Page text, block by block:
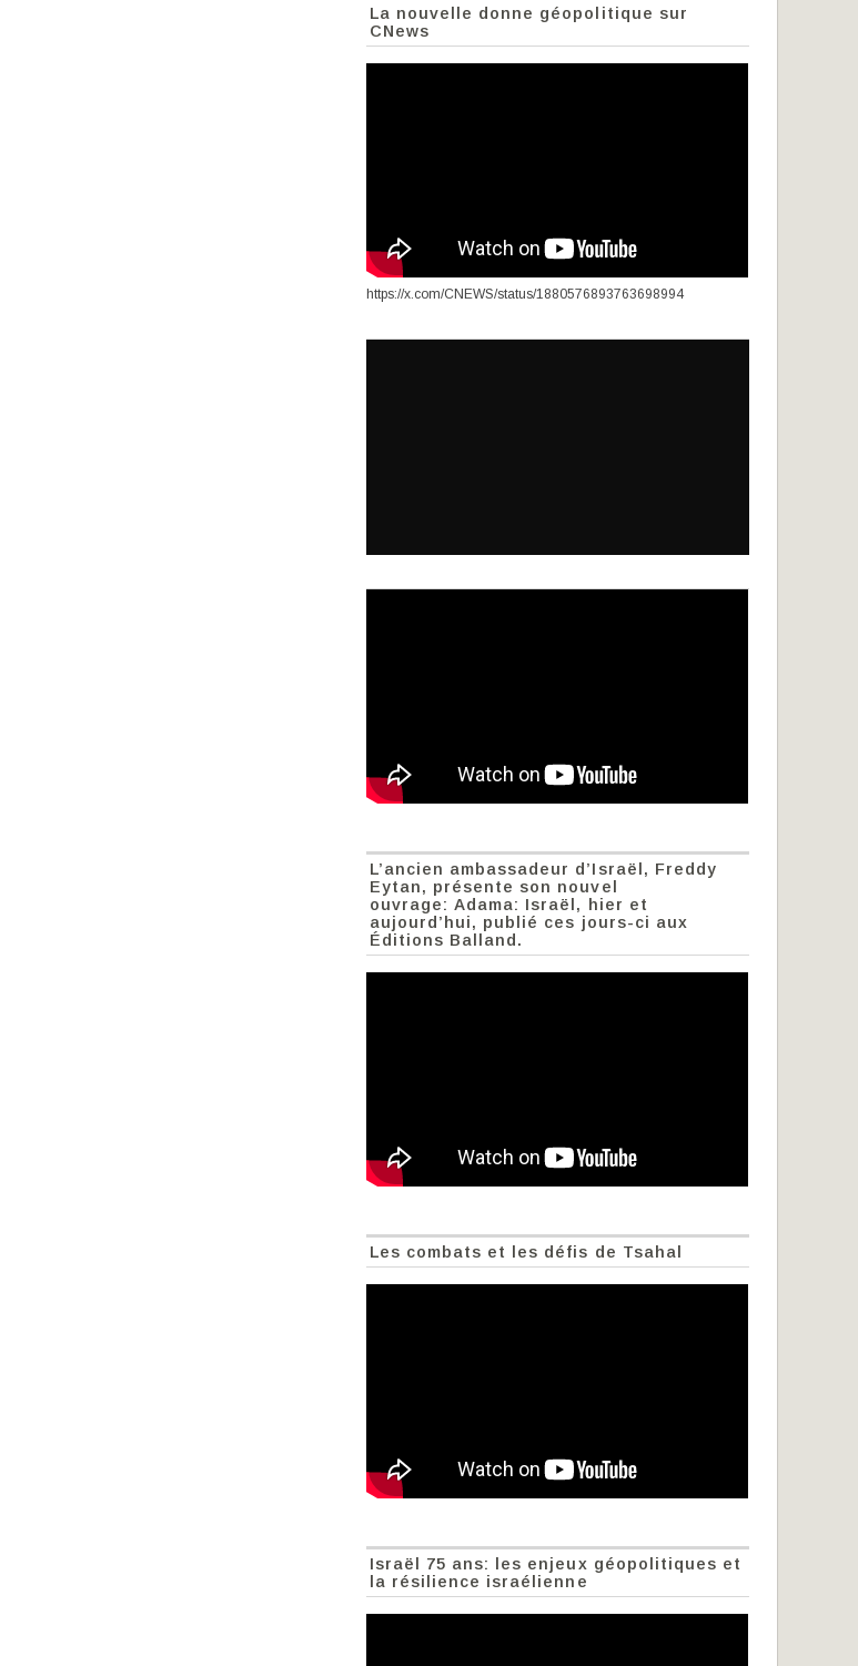
La nouvelle donne géopolitique sur
CNews
https://x.com/CNEWS/status/1880576893763698994
L’ancien ambassadeur d’Israël, Freddy
Eytan, présente son nouvel
ouvrage: Adama: Israël, hier et
aujourd’hui, publié ces jours-ci aux
Éditions Balland.
Les combats et les défis de Tsahal
Israël 75 ans: les enjeux géopolitiques et
la résilience israélienne